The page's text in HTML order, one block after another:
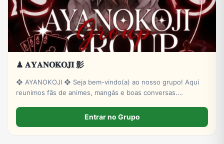
♟ 𝐀𝐘𝐀𝐍𝐎𝐊𝐎𝐉𝐈 影
❖ AYANOKOJI ❖ Seja bem-vindo(a) ao nosso grupo! Aqui
reunimos fãs de animes, mangás e boas conversas.
mangás.
Entrar no Grupo